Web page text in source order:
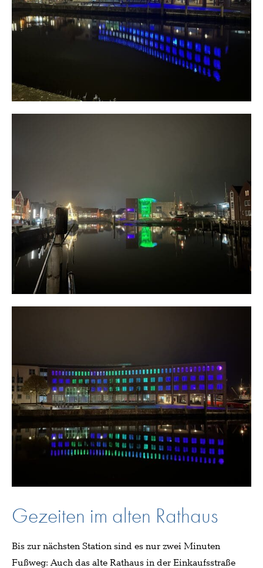
Gezeiten im alten Rathaus
Bis zur nächsten Station sind es nur zwei Minuten
Fußweg: Auch das alte Rathaus in der Einkaufsstraße